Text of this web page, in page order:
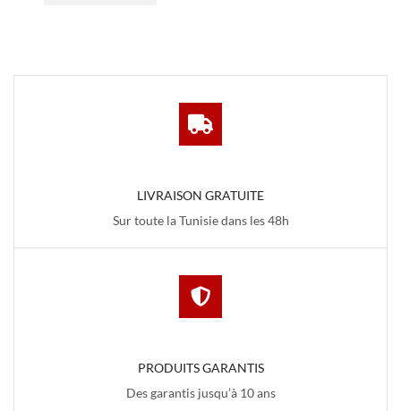
LIVRAISON GRATUITE
Sur toute la Tunisie dans les 48h
PRODUITS GARANTIS
Des garantis jusqu’à 10 ans